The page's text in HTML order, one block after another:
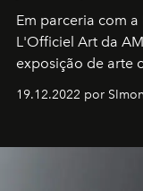
Em parceria com a
L'Officiel Art da
exposição de arte
19.12.2022 por